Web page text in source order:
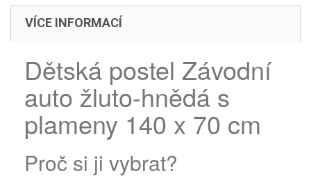
VÍCE INFORMACÍ
Dětská postel Závodní
auto žluto-hnědá s
plameny 140 x 70 cm
Proč si ji vybrat?